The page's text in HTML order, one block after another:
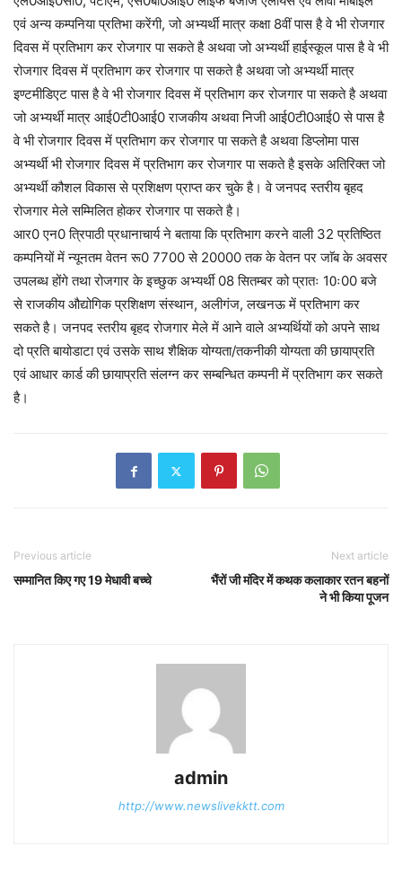
एवं अन्य कम्पनिया प्रतिभा करेंगी, जो अभ्यर्थी मात्र कक्षा 8वीं पास है वे भी रोजगार
दिवस में प्रतिभाग कर रोजगार पा सकते है अथवा जो अभ्यर्थी हाईस्कूल पास है वे भी
रोजगार दिवस में प्रतिभाग कर रोजगार पा सकते है अथवा जो अभ्यर्थी मात्र
इण्टमीडिएट पास है वे भी रोजगार दिवस में प्रतिभाग कर रोजगार पा सकते है अथवा
जो अभ्यर्थी मात्र आई0टी0आई0 राजकीय अथवा निजी आई0टी0आई0 से पास है
वे भी रोजगार दिवस में प्रतिभाग कर रोजगार पा सकते है अथवा डिप्लोमा पास
अभ्यर्थी भी रोजगार दिवस में प्रतिभाग कर रोजगार पा सकते है इसके अतिरिक्त जो
अभ्यर्थी कौशल विकास से प्रशिक्षण प्राप्त कर चुके है। वे जनपद स्तरीय बृहद
रोजगार मेले सम्मिलित होकर रोजगार पा सकते है।
आर0 एन0 त्रिपाठी प्रधानाचार्य ने बताया कि प्रतिभाग करने वाली 32 प्रतिष्ठित
कम्पनियों में न्यूनतम वेतन रू0 7700 से 20000 तक के वेतन पर जाॅब के अवसर
उपलब्ध होंगे तथा रोजगार के इच्छुक अभ्यर्थी 08 सितम्बर को प्रातः 10ः00 बजे
से राजकीय औद्योगिक प्रशिक्षण संस्थान, अलीगंज, लखनऊ में प्रतिभाग कर
सकते है। जनपद स्तरीय बृहद रोजगार मेले में आने वाले अभ्यर्थियों को अपने साथ
दो प्रति बायोडाटा एवं उसके साथ शैक्षिक योग्यता/तकनीकी योग्यता की छायाप्रति
एवं आधार कार्ड की छायाप्रति संलग्न कर सम्बन्धित कम्पनी में प्रतिभाग कर सकते
है।
Previous article
सम्मानित किए गए 19 मेधावी बच्चे
Next article
भैंरों जी मंदिर में कथक कलाकार रतन बहनों
ने भी किया पूजन
admin
http://www.newslivekktt.com